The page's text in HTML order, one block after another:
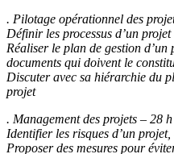
. Pilotage opérationnel des
Définir les processus d’un
Réaliser le plan de gestion
documents qui doivent le
Discuter avec sa hiérarchie du
projet
. Management des projets – 28 h
Identifier les risques d’un
Proposer des mesures pour